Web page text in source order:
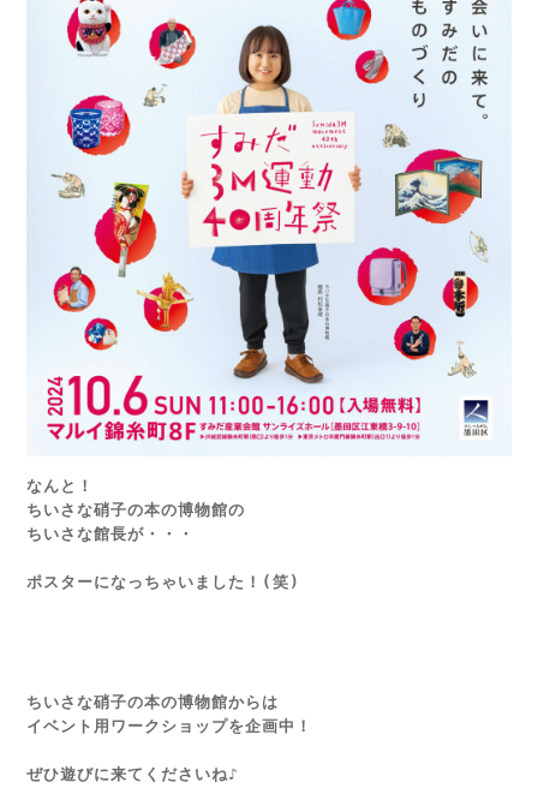
なんと！
ちいさな硝子の本の博物館の
ちいさな館長が・・・
ポスターになっちゃいました！(笑)
ちいさな硝子の本の博物館からは
イベント用ワークショップを企画中！
ぜひ遊びに来てくださいね♪